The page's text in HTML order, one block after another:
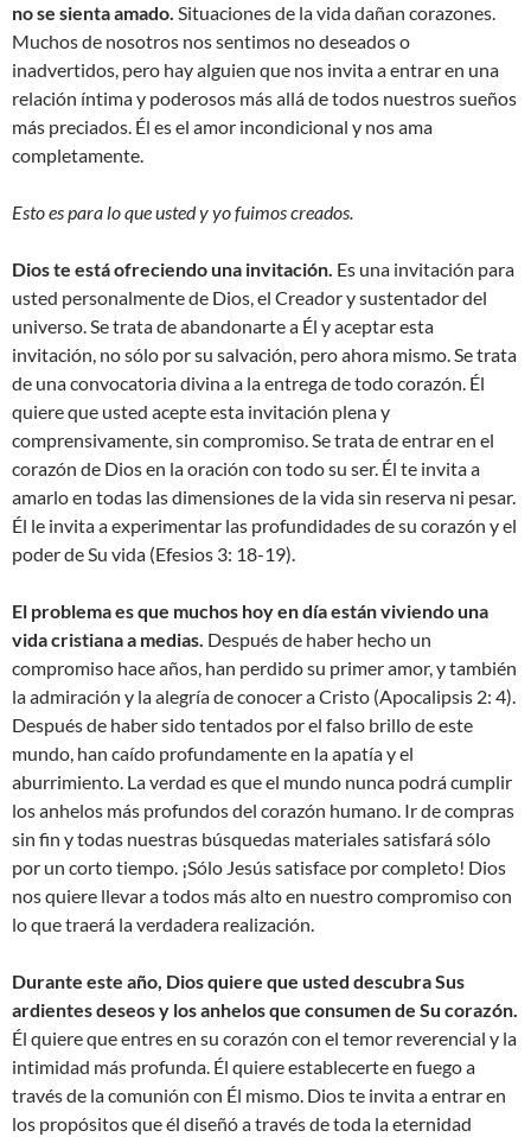
no se sienta amado. Situaciones de la vida dañan corazones.
Muchos de nosotros nos sentimos no deseados o
inadvertidos, pero hay alguien que nos invita a entrar en una
relación íntima y poderosos más allá de todos nuestros sueños
más preciados. Él es el amor incondicional y nos ama
completamente.
Esto es para lo que usted y yo fuimos creados.
Dios te está ofreciendo una invitación. Es una invitación para
usted personalmente de Dios, el Creador y sustentador del
universo. Se trata de abandonarte a Él y aceptar esta
invitación, no sólo por su salvación, pero ahora mismo. Se trata
de una convocatoria divina a la entrega de todo corazón. Él
quiere que usted acepte esta invitación plena y
comprensivamente, sin compromiso. Se trata de entrar en el
corazón de Dios en la oración con todo su ser. Él te invita a
amarlo en todas las dimensiones de la vida sin reserva ni pesar.
Él le invita a experimentar las profundidades de su corazón y el
poder de Su vida (Efesios 3: 18-19).
El problema es que muchos hoy en día están viviendo una
vida cristiana a medias. Después de haber hecho un
compromiso hace años, han perdido su primer amor, y también
la admiración y la alegría de conocer a Cristo (Apocalipsis 2: 4).
Después de haber sido tentados por el falso brillo de este
mundo, han caído profundamente en la apatía y el
aburrimiento. La verdad es que el mundo nunca podrá cumplir
los anhelos más profundos del corazón humano. Ir de compras
sin fin y todas nuestras búsquedas materiales satisfará sólo
por un corto tiempo. ¡Sólo Jesús satisface por completo! Dios
nos quiere llevar a todos más alto en nuestro compromiso con
lo que traerá la verdadera realización.
Durante este año, Dios quiere que usted descubra Sus
ardientes deseos y los anhelos que consumen de Su corazón.
Él quiere que entres en su corazón con el temor reverencial y la
intimidad más profunda. Él quiere establecerte en fuego a
través de la comunión con Él mismo. Dios te invita a entrar en
los propósitos que él diseñó a través de toda la eternidad